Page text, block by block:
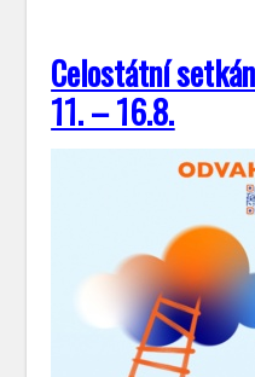
Celostátní
11. – 16.8.